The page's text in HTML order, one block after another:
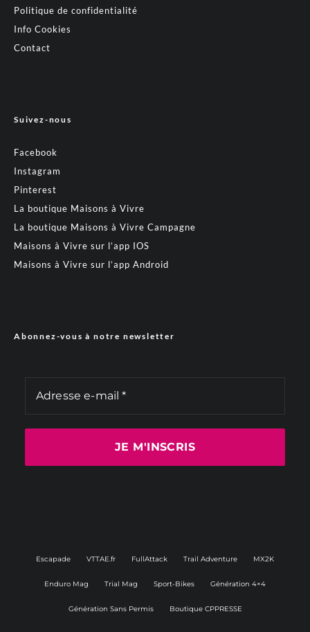
Politique de confidentialité
Info Cookies
Contact
Suivez-nous
Facebook
Instagram
Pinterest
La boutique Maisons à Vivre
La boutique Maisons à Vivre Campagne
Maisons à Vivre sur l’app IOS
Maisons à Vivre sur l’app Android
Abonnez-vous à notre newsletter
Escapade VTTAE.fr FullAttack Trail Adventure MX2K
Enduro Mag Trial Mag Sport-Bikes Génération 4×4
Génération Sans Permis Boutique CPPRESSE